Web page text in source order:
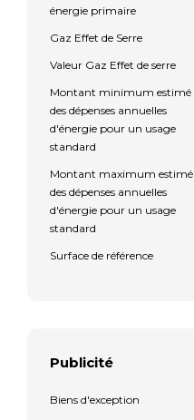
énergie primaire
Gaz Effet de Serre
Valeur Gaz Effet de serre
Montant minimum estimé
des dépenses annuelles
d'énergie pour un usage
standard
Montant maximum estimé
des dépenses annuelles
d'énergie pour un usage
standard
Surface de référence
Publicité
Biens d'exception